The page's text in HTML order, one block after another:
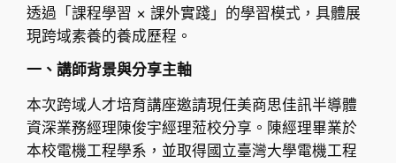
透過「課程學習 × 課外實踐」的學習模式，具體展
現跨域素養的養成歷程。
一、講師背景與分享主軸
本次跨域人才培育講座邀請現任美商思佳訊半導體
資深業務經理陳俊宇經理蒞校分享。陳經理畢業於
本校電機工程學系，並取得國立臺灣大學電機工程